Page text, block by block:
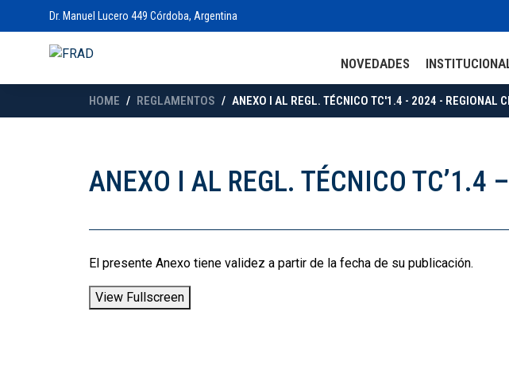
Dr. Manuel Lucero 449 Córdoba, Argentina
NOVEDADES
HOME REGLAMENTOS ANEXO I AL REGL. TÉCNICO TC'1.4 - 2024 - REGIONAL
ANEXO I AL REGL. TÉCNICO TC’1.4
El presente Anexo tiene validez a partir de la fecha de su publicación.
View Fullscreen